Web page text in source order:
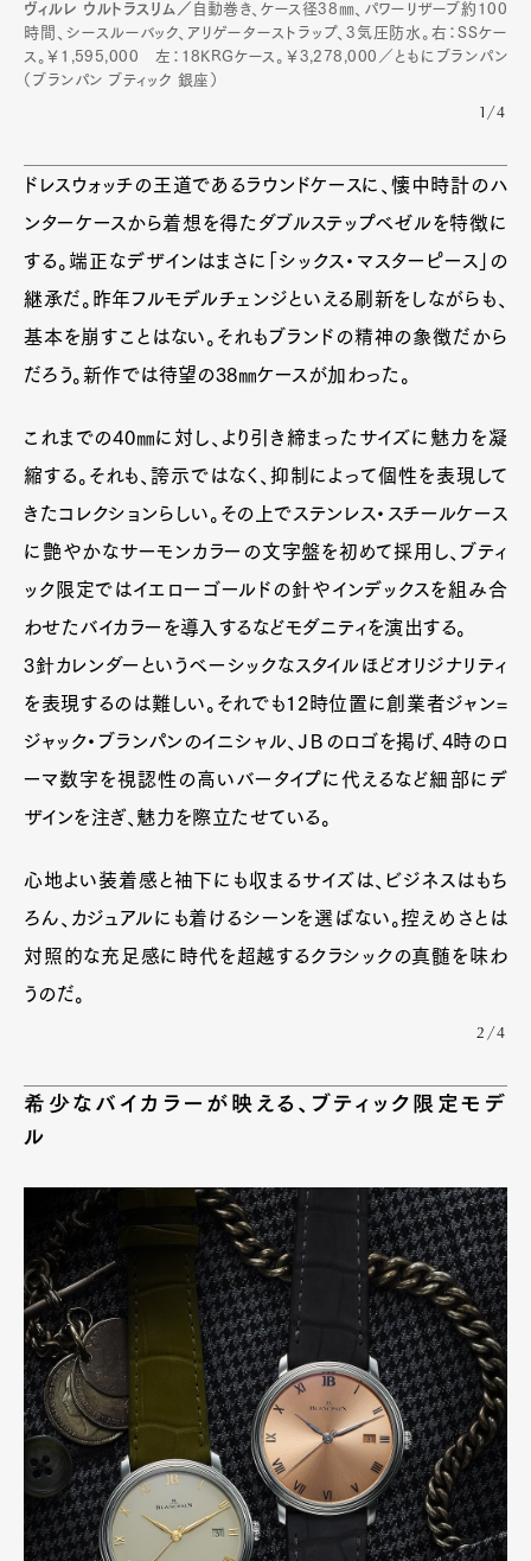
ヴィルレ ウルトラスリム／ 自動巻き、ケース径38㎜、パワーリザーブ約100
時間、シースルーバック、アリゲーターストラップ、3気圧防水。右：SSケー
ス。￥1,595,000 左：18KRGケース。￥3,278,000／ともにブランパン
（ブランパン ブティック 銀座）
1/4
ドレスウォッチの王道であるラウンドケースに、懐中時計のハ
ンターケースから着想を得たダブルステップベゼルを特徴に
する。端正なデザインはまさに「シックス・マスターピース」の
継承だ。昨年フルモデルチェンジといえる刷新をしながらも、
基本を崩すことはない。それもブランドの精神の象徴だから
だろう。新作では待望の38㎜ケースが加わった。
これまでの40㎜に対し、より引き締まったサイズに魅力を凝
縮する。それも、誇示ではなく、抑制によって個性を表現して
きたコレクションらしい。その上でステンレス・スチールケース
に艶やかなサーモンカラーの文字盤を初めて採用し、ブティ
ック限定ではイエローゴールドの針やインデックスを組み合
わせたバイカラーを導入するなどモダニティを演出する。
3針カレンダーというベーシックなスタイルほどオリジナリティ
を表現するのは難しい。それでも12時位置に創業者ジャン=
ジャック・ブランパンのイニシャル、ＪＢのロゴを掲げ、4時のロ
ーマ数字を視認性の高いバータイプに代えるなど細部にデ
ザインを注ぎ、魅力を際立たせている。
心地よい装着感と袖下にも収まるサイズは、ビジネスはもち
ろん、カジュアルにも着けるシーンを選ばない。控えめさとは
対照的な充足感に時代を超越するクラシックの真髄を味わ
うのだ。
2/4
希少なバイカラーが映える、ブティック限定モデ
ル